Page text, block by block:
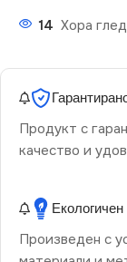
14 Хора
Продукт с
качество и
Произведен с